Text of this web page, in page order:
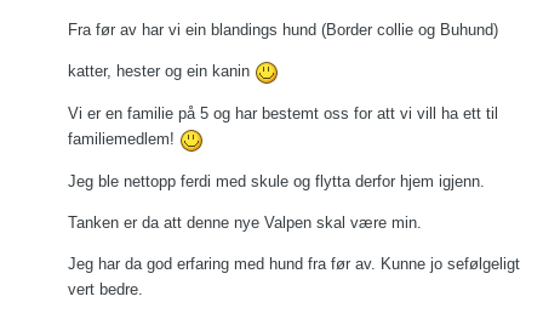
Fra før av har vi ein blandings hund (Border collie og Buhund)
katter, hester og ein kanin
Vi er en familie på 5 og har bestemt oss for att vi vill ha ett til
familiemedlem!
Jeg ble nettopp ferdi med skule og flytta derfor hjem igjenn.
Tanken er da att denne nye Valpen skal være min.
Jeg har da god erfaring med hund fra før av. Kunne jo sefølgeligt
vert bedre.